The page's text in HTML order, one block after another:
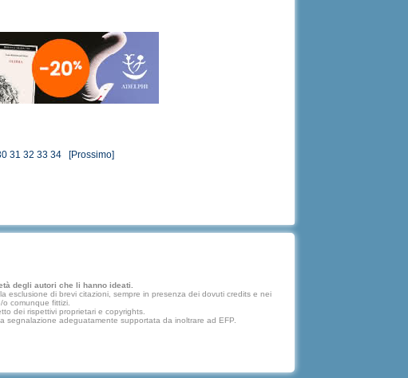
31 32 33 34 [Prossimo]
degli autori che li hanno ideati.
esclusione di brevi citazioni, sempre in presenza dei dovuti credits e nei
comunque fittizi.
dei rispettivi proprietari e copyrights.
segnalazione adeguatamente supportata da inoltrare ad EFP.